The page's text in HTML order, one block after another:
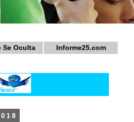
Se Oculta Informe25.com